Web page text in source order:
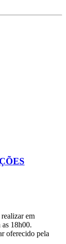
em
18h00.
oferecido pela